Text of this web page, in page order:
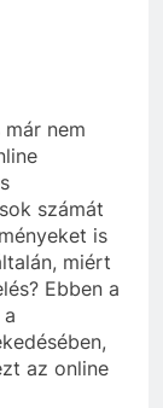
nem
számát
is
miért
Ebben a
az online